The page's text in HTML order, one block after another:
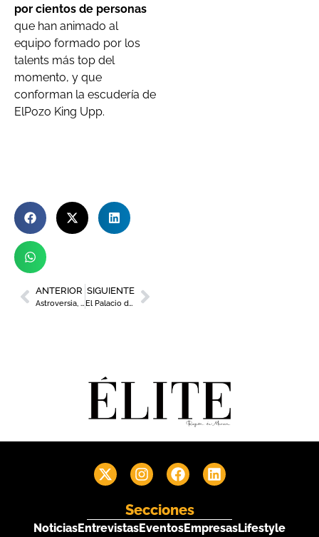
por cientos de personas
que han animado al
equipo formado por los
talents más top del
momento, y que
conforman la escudería de
ElPozo King Upp.
ANTERIOR
Astroversia, el proyecto regional de observación de estrellas, obtiene el premio ‘Impulsa’ de Ceclor y el Info
SIGUIENTE
El Palacio de Ibn Mardanís encara nueva etapa para recuperar su esplendor con un proyecto de 2,2 millones de euros
Secciones
NoticiasEntrevistasEventosEmpresasLifestyle